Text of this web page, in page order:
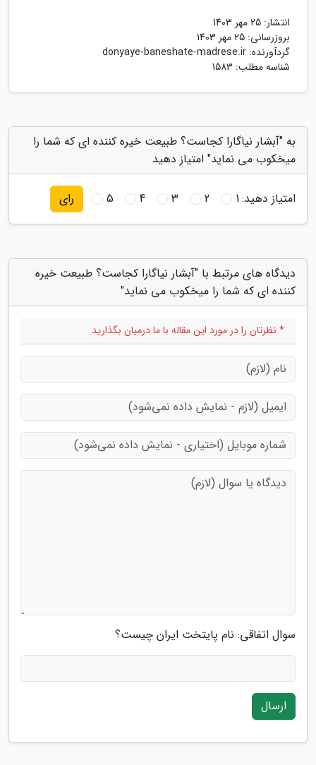
انتشار: 25 مهر 1403
بروزرسانی: 25 مهر 1403
گردآورنده: donyaye-baneshate-madrese.ir
شناسه مطلب: 1583
به "آبشار نیاگارا کجاست؟ طبیعت خیره کننده ای که شما را
میخکوب می نماید" امتیاز دهید
امتیاز دهید:1
2
3
4
5 رای
دیدگاه های مرتبط با "آبشار نیاگارا کجاست؟ طبیعت خیره
کننده ای که شما را میخکوب می نماید"
* نظرتان را در مورد این مقاله با ما درمیان بگذارید
سوال اتفاقی: نام پایتخت ایران چیست؟
ارسال